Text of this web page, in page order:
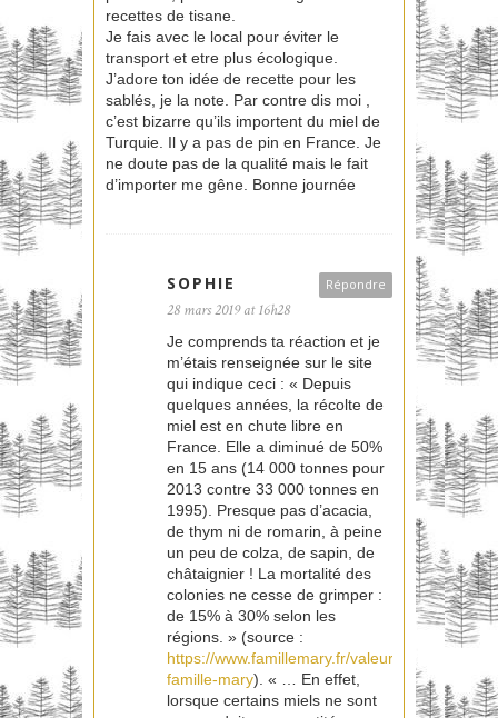
recettes de tisane.
Je fais avec le local pour éviter le
transport et etre plus écologique.
J’adore ton idée de recette pour les
sablés, je la note. Par contre dis moi ,
c’est bizarre qu’ils importent du miel de
Turquie. Il y a pas de pin en France. Je
ne doute pas de la qualité mais le fait
d’importer me gêne. Bonne journée
Répondre
SOPHIE
28 mars 2019 at 16h28
Je comprends ta réaction et je
m’étais renseignée sur le site
qui indique ceci : « Depuis
quelques années, la récolte de
miel est en chute libre en
France. Elle a diminué de 50%
en 15 ans (14 000 tonnes pour
2013 contre 33 000 tonnes en
1995). Presque pas d’acacia,
de thym ni de romarin, à peine
un peu de colza, de sapin, de
châtaignier ! La mortalité des
colonies ne cesse de grimper :
de 15% à 30% selon les
régions. » (source :
https://www.famillemary.fr/valeurs-
famille-mary). « … En effet,
lorsque certains miels ne sont